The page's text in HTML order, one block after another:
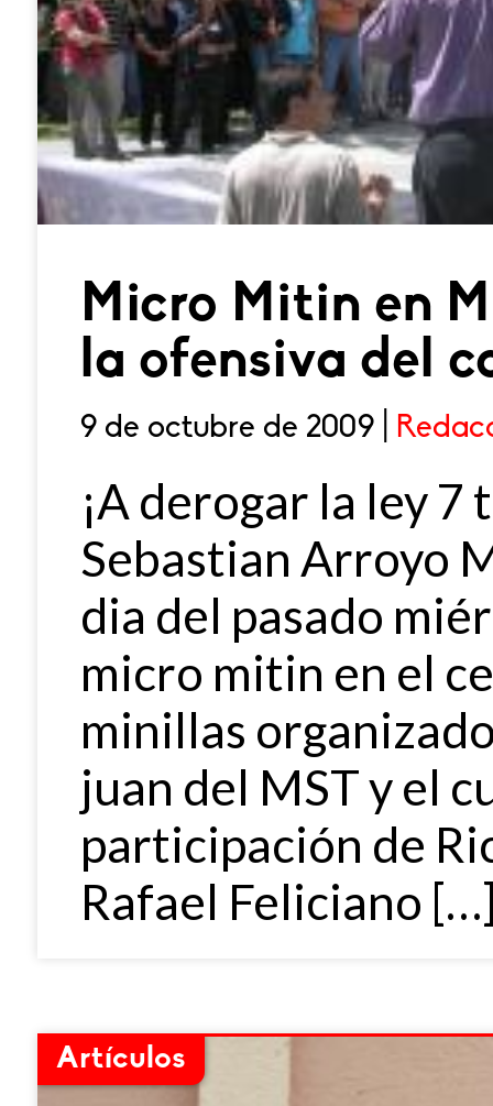
Micro Mitin en
la ofensiva del
9 de octubre de 2009 |
¡A derogar la ley
Sebastian Arroyo
dia del pasado
micro mitin en el
minillas
juan del MST y el
participación de
Rafael Feliciano
Artículos